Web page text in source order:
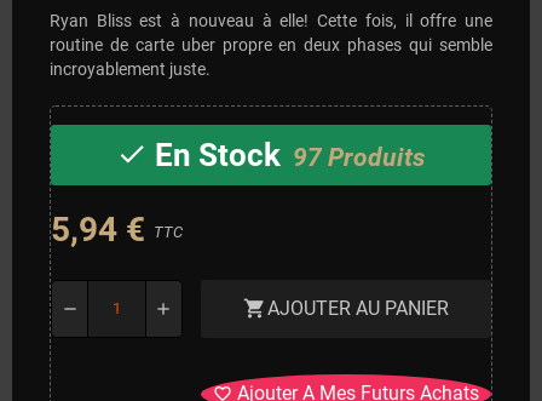
Ryan Bliss est à nouveau à elle! Cette fois, il offre une
routine de carte uber propre en deux phases qui semble
incroyablement juste.
check En Stock 97 Produits
5,94 € TTC
remove add shopping_cartAJOUTER AU PANIER
favorite_border Ajouter A Mes Futurs Achats